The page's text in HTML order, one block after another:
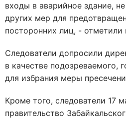
входы в аварийное здание,
других мер для
посторонних лиц, - отметили
Следователи допросили
в качестве подозреваемого,
для избрания меры
Кроме того, следователи 17
правительство